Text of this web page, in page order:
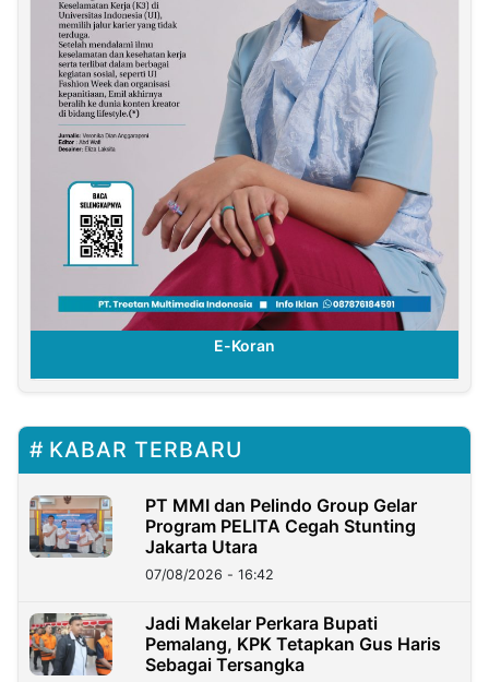
E-Koran
KABAR TERBARU
PT MMI dan Pelindo Group Gelar
Program PELITA Cegah Stunting
Jakarta Utara
07/08/2026 - 16:42
Jadi Makelar Perkara Bupati
Pemalang, KPK Tetapkan Gus Haris
Sebagai Tersangka